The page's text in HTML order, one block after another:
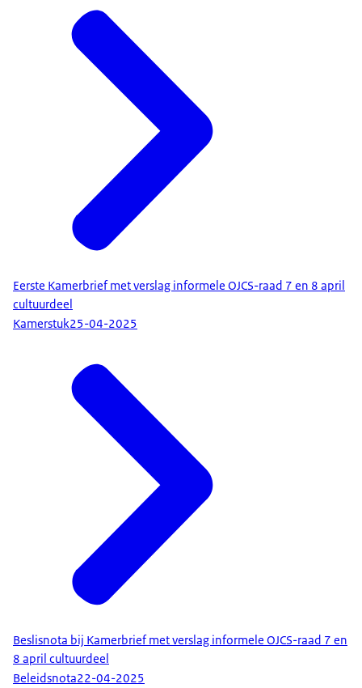
Eerste Kamerbrief met verslag informele OJCS-raad 7 en 8 april
cultuurdeel
Kamerstuk25-04-2025
Beslisnota bij Kamerbrief met verslag informele OJCS-raad 7 en
8 april cultuurdeel
Beleidsnota22-04-2025